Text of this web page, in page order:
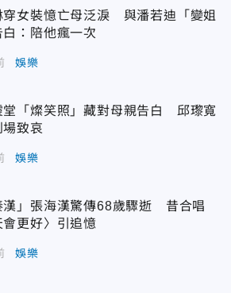
穿女裝憶亡母泛淚 與潘若迪「變姐
白：陪他瘋一次
娛樂
堂「燦笑照」藏對母親告白 邱瓈寬
致哀
娛樂
漢」張海漢驚傳68歲驟逝 昔合唱
會更好〉引追憶
娛樂